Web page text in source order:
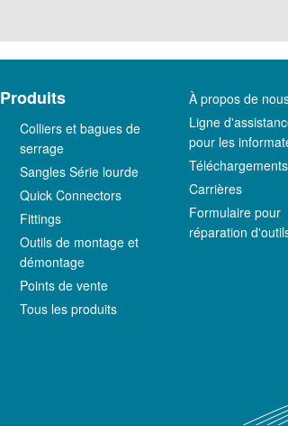
Produits
Colliers et bagues de
serrage
Sangles Série lourde
Quick Connectors
Fittings
Outils de montage et
démontage
Points de vente
Tous les produits
À propos de
Ligne
pour les
Téléchargements
Carrières
Formulaire pour
réparation